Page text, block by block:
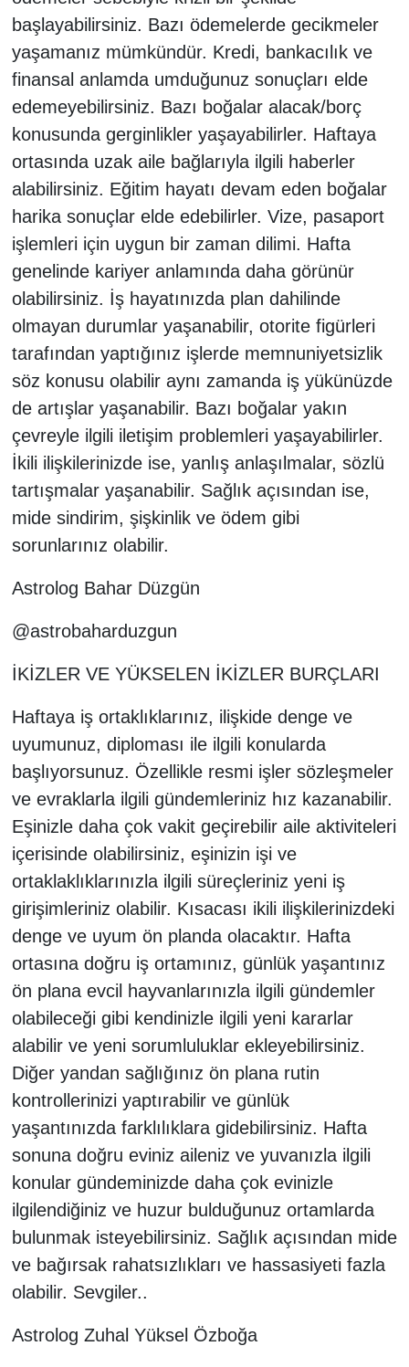
başlayabilirsiniz. Bazı ödemelerde gecikmeler
yaşamanız mümkündür. Kredi, bankacılık ve
finansal anlamda umduğunuz sonuçları elde
edemeyebilirsiniz. Bazı boğalar alacak/borç
konusunda gerginlikler yaşayabilirler. Haftaya
ortasında uzak aile bağlarıyla ilgili haberler
alabilirsiniz. Eğitim hayatı devam eden boğalar
harika sonuçlar elde edebilirler. Vize, pasaport
işlemleri için uygun bir zaman dilimi. Hafta
genelinde kariyer anlamında daha görünür
olabilirsiniz. İş hayatınızda plan dahilinde
olmayan durumlar yaşanabilir, otorite figürleri
tarafından yaptığınız işlerde memnuniyetsizlik
söz konusu olabilir aynı zamanda iş yükünüzde
de artışlar yaşanabilir. Bazı boğalar yakın
çevreyle ilgili iletişim problemleri yaşayabilirler.
İkili ilişkilerinizde ise, yanlış anlaşılmalar, sözlü
tartışmalar yaşanabilir. Sağlık açısından ise,
mide sindirim, şişkinlik ve ödem gibi
sorunlarınız olabilir.
Astrolog Bahar Düzgün
@astrobaharduzgun
İKİZLER VE YÜKSELEN İKİZLER BURÇLARI
Haftaya iş ortaklıklarınız, ilişkide denge ve
uyumunuz, diploması ile ilgili konularda
başlıyorsunuz. Özellikle resmi işler sözleşmeler
ve evraklarla ilgili gündemleriniz hız kazanabilir.
Eşinizle daha çok vakit geçirebilir aile aktiviteleri
içerisinde olabilirsiniz, eşinizin işi ve
ortaklaklıklarınızla ilgili süreçleriniz yeni iş
girişimleriniz olabilir. Kısacası ikili ilişkilerinizdeki
denge ve uyum ön planda olacaktır. Hafta
ortasına doğru iş ortamınız, günlük yaşantınız
ön plana evcil hayvanlarınızla ilgili gündemler
olabileceği gibi kendinizle ilgili yeni kararlar
alabilir ve yeni sorumluluklar ekleyebilirsiniz.
Diğer yandan sağlığınız ön plana rutin
kontrollerinizi yaptırabilir ve günlük
yaşantınızda farklılıklara gidebilirsiniz. Hafta
sonuna doğru eviniz aileniz ve yuvanızla ilgili
konular gündeminizde daha çok evinizle
ilgilendiğiniz ve huzur bulduğunuz ortamlarda
bulunmak isteyebilirsiniz. Sağlık açısından mide
ve bağırsak rahatsızlıkları ve hassasiyeti fazla
olabilir. Sevgiler..
Astrolog Zuhal Yüksel Özboğa